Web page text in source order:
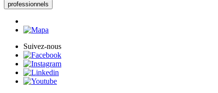
professionnels
Suivez-nous